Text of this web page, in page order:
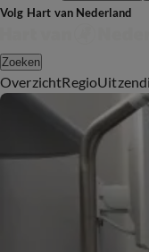
Volg Hart van Nederland
Zoeken
OverzichtRegio